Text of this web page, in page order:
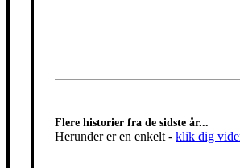
Flere historier fra de sidste år...
Herunder er en enkelt - klik dig